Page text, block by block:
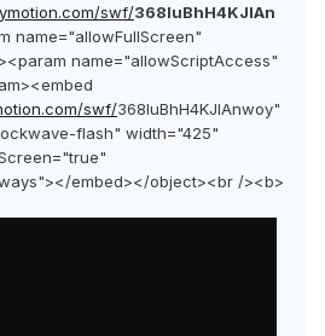
swf/368IuBhH4KJIAn
name="allowFullScreen"
name="allowScriptAccess"
swf/368IuBhH4KJIAnwoy"
flash" width="425"
embed></object><br /><b>